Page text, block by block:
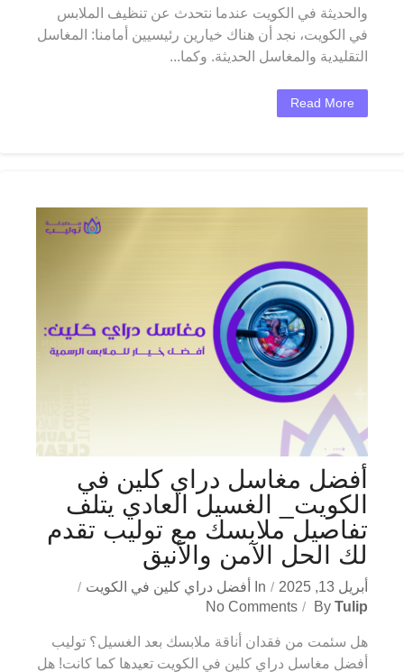
والحديثة في الكويت عندما نتحدث عن تنظيف الملابس
في الكويت، نجد أن هناك خيارين رئيسيين أمامنا: المغاسل
التقليدية والمغاسل الحديثة. وكما...
Read More
أفضل مغاسل دراي كلين في
الكويت_ الغسيل العادي يتلف
تفاصيل ملابسك مع توليب تقدم
لك الحل الآمن والأنيق
أبريل 13, 2025 In
أفضل دراي كلين في الكويت
By Tulip
No Comments
هل سئمت من فقدان أناقة ملابسك بعد الغسيل؟ توليب
أفضل مغاسل دراي كلين في الكويت تعيدها كما كانت! هل